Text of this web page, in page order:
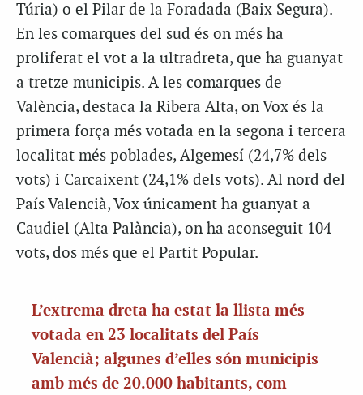
Túria) o el Pilar de la Foradada (Baix Segura).
En les comarques del sud és on més ha
proliferat el vot a la ultradreta, que ha guanyat
a tretze municipis. A les comarques de
València, destaca la Ribera Alta, on Vox és la
primera força més votada en la segona i tercera
localitat més poblades, Algemesí (24,7% dels
vots) i Carcaixent (24,1% dels vots). Al nord del
País Valencià, Vox únicament ha guanyat a
Caudiel (Alta Palància), on ha aconseguit 104
vots, dos més que el Partit Popular.
L’extrema dreta ha estat la llista més
votada en 23 localitats del País
Valencià; algunes d’elles són municipis
amb més de 20.000 habitants, com